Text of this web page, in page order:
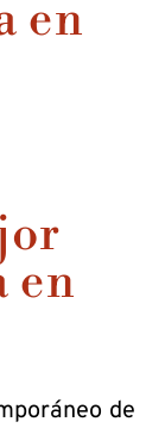
en
en
de